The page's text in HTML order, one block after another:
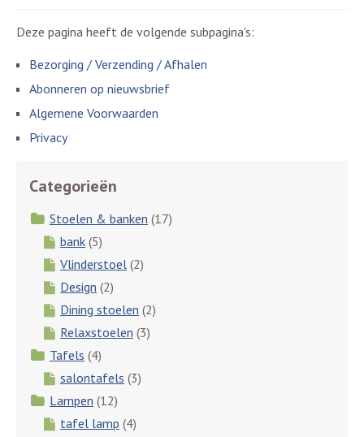
Deze pagina heeft de volgende subpagina's:
Bezorging / Verzending / Afhalen
Abonneren op nieuwsbrief
Algemene Voorwaarden
Privacy
Categorieën
Stoelen & banken (17)
bank (5)
Vlinderstoel (2)
Design (2)
Dining stoelen (2)
Relaxstoelen (3)
Tafels (4)
salontafels (3)
Lampen (12)
tafel lamp (4)